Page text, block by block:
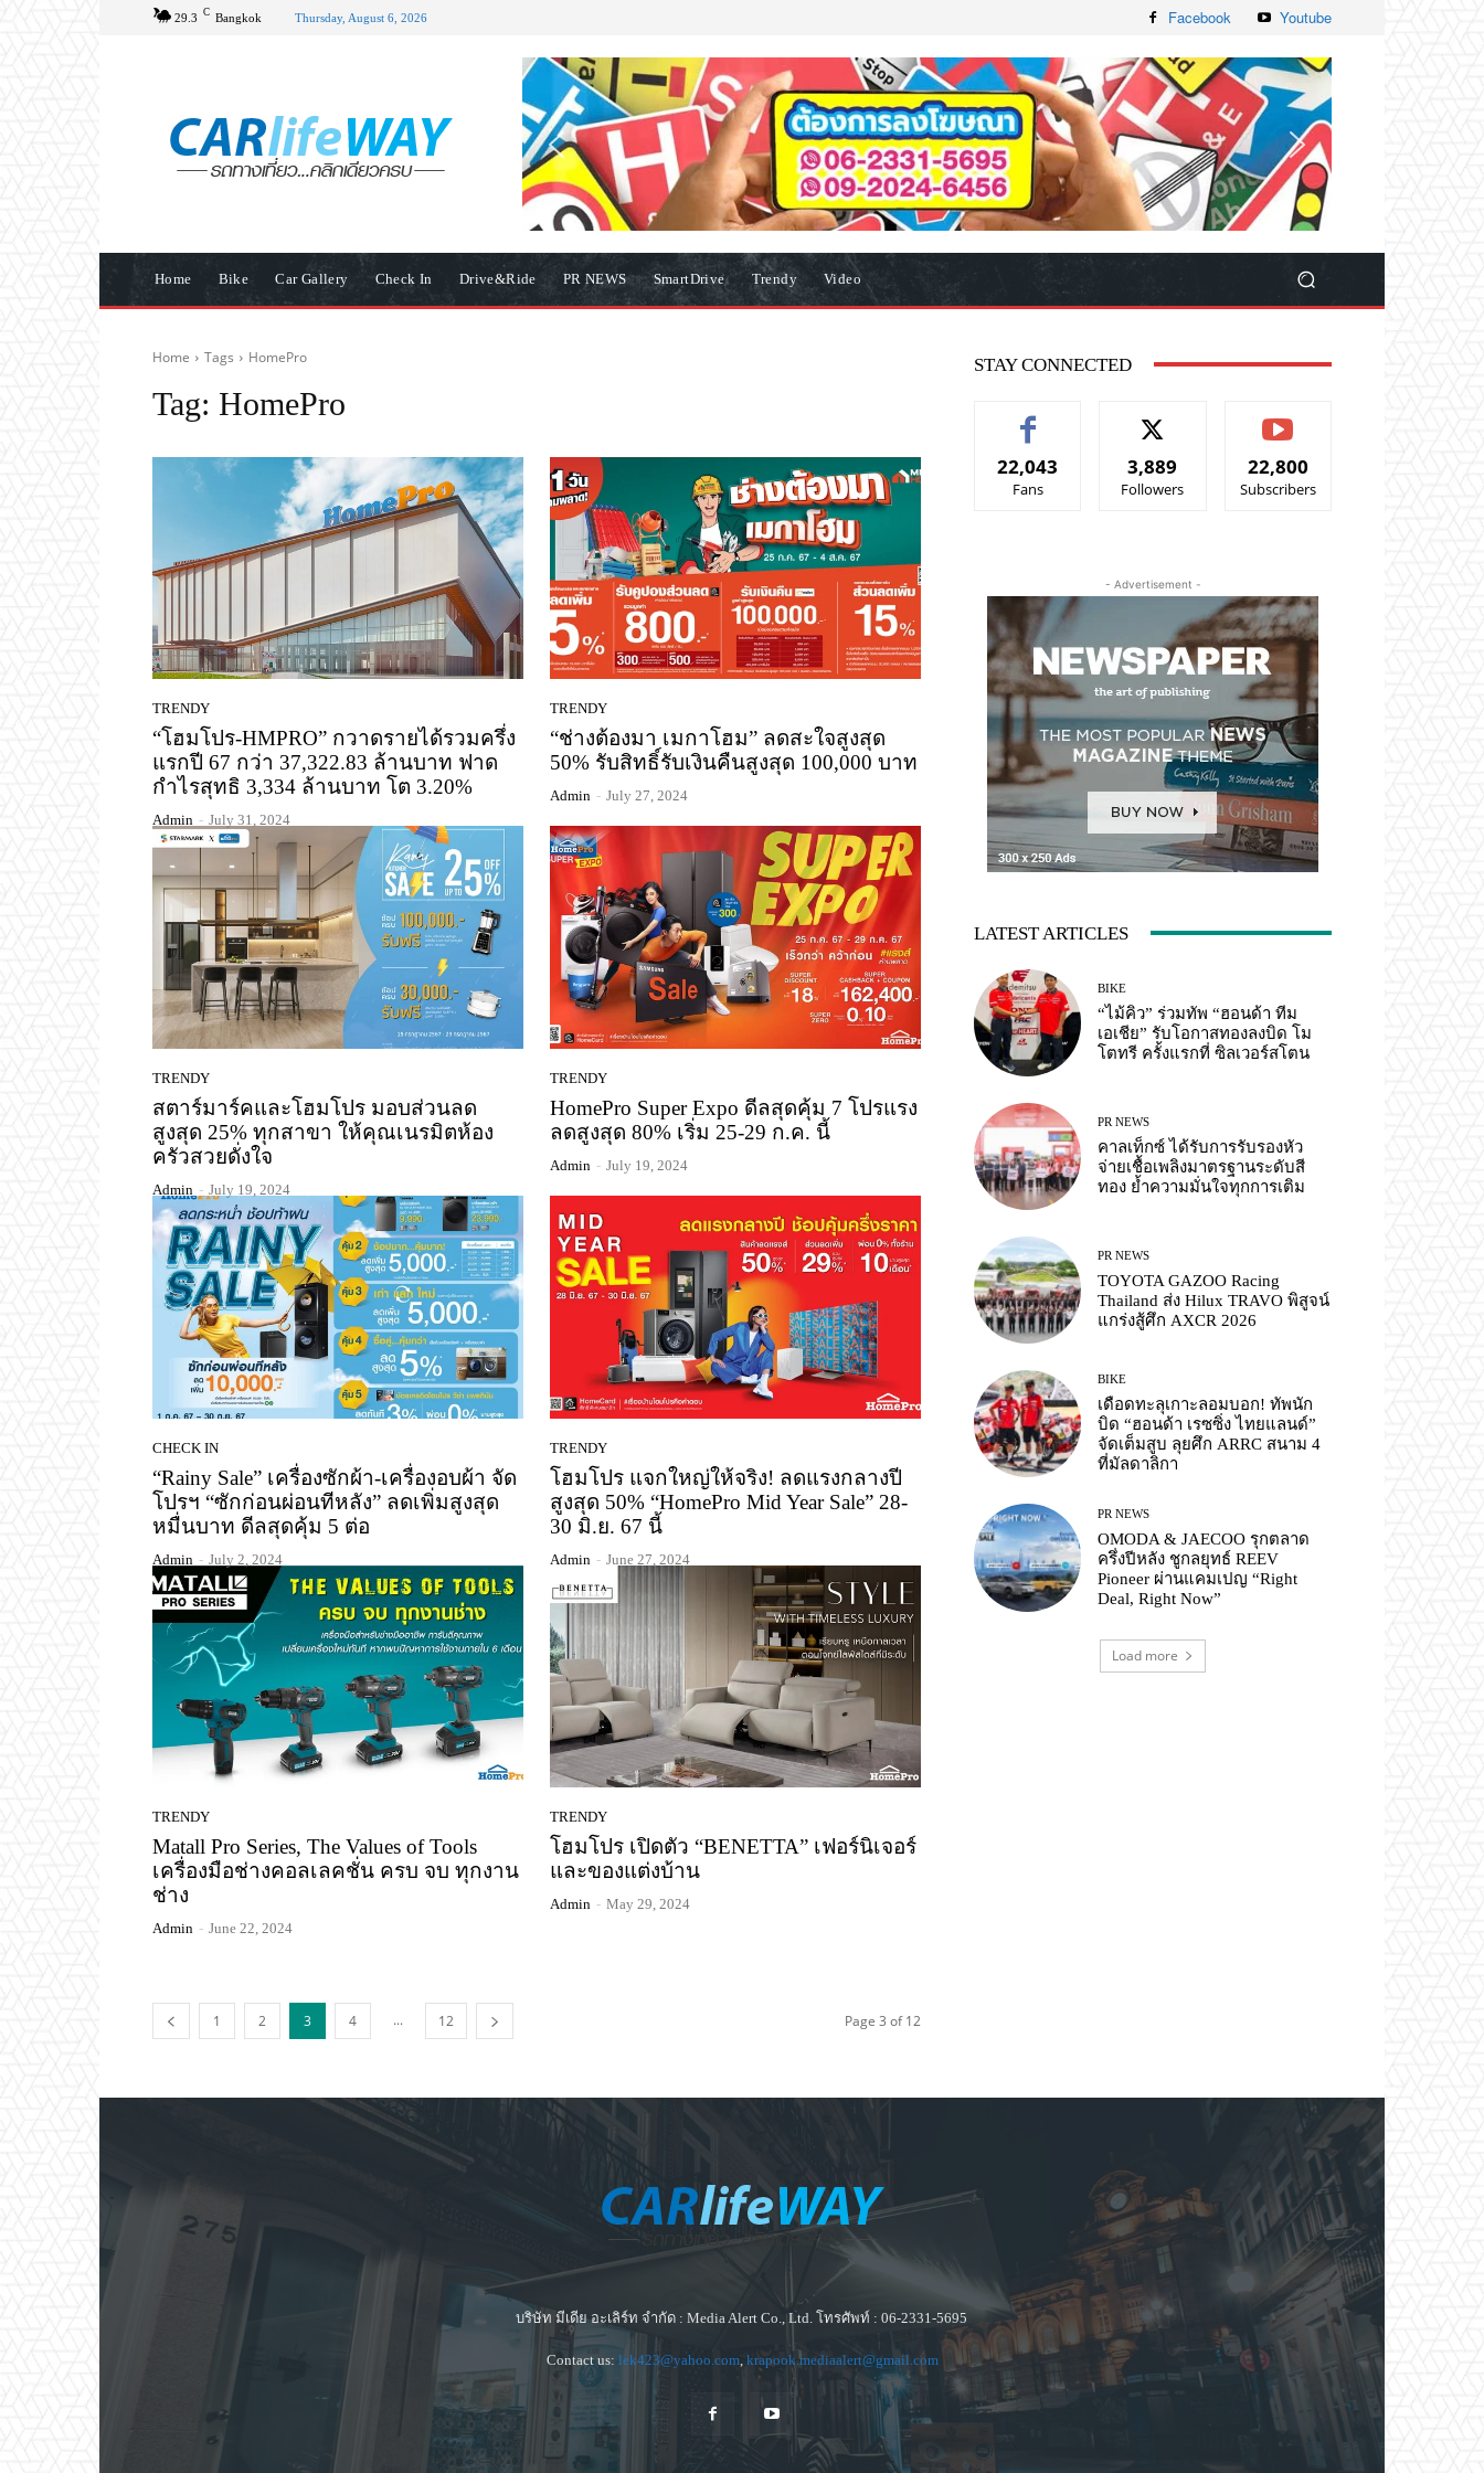
29.3 C Bangkok Thursday, August 6, 2026 Facebook Youtube
Home Bike Car Gallery Check In Drive&Ride PR NEWS SmartDrive Trendy Video
Home Tags HomePro
Tag: HomePro
TRENDY
“โฮมโปร-HMPRO” กวาดรายได้รวมครึ่ง
แรกปี 67 กว่า 37,322.83 ล้านบาท ฟาด
กำไรสุทธิ 3,334 ล้านบาท โต 3.20%
Admin - July 31, 2024
TRENDY
“ช่างต้องมา เมกาโฮม” ลดสะใจสูงสุด
50% รับสิทธิ์รับเงินคืนสูงสุด 100,000 บาท
Admin - July 27, 2024
TRENDY
สตาร์มาร์คและโฮมโปร มอบส่วนลด
สูงสุด 25% ทุกสาขา ให้คุณเนรมิตห้อง
ครัวสวยดั่งใจ
Admin - July 19, 2024
TRENDY
HomePro Super Expo ดีลสุดคุ้ม 7 โปรแรง
ลดสูงสุด 80% เริ่ม 25-29 ก.ค. นี้
Admin - July 19, 2024
CHECK IN
“Rainy Sale” เครื่องซักผ้า-เครื่องอบผ้า จัด
โปรฯ “ซักก่อนผ่อนทีหลัง” ลดเพิ่มสูงสุด
หมื่นบาท ดีลสุดคุ้ม 5 ต่อ
Admin - July 2, 2024
TRENDY
โฮมโปร แจกใหญ่ให้จริง! ลดแรงกลางปี
สูงสุด 50% “HomePro Mid Year Sale” 28-
30 มิ.ย. 67 นี้
Admin - June 27, 2024
TRENDY
Matall Pro Series, The Values of Tools
เครื่องมือช่างคอลเลคชั่น ครบ จบ ทุกงาน
ช่าง
Admin - June 22, 2024
TRENDY
โฮมโปร เปิดตัว “BENETTA” เฟอร์นิเจอร์
และของแต่งบ้าน
Admin - May 29, 2024
1 2 3 4 ... 12 Page 3 of 12
STAY CONNECTED
22,043
Fans
3,889
Followers
22,800
Subscribers
- Advertisement -
LATEST ARTICLES
BIKE
“ไม้คิว” ร่วมทัพ “ฮอนด้า ทีม
เอเชีย” รับโอกาสทองลงบิด โม
โตทรี ครั้งแรกที่ ซิลเวอร์สโตน
PR NEWS
คาลเท็กซ์ ได้รับการรับรองหัว
จ่ายเชื้อเพลิงมาตรฐานระดับสี
ทอง ย้ำความมั่นใจทุกการเติม
PR NEWS
TOYOTA GAZOO Racing
Thailand ส่ง Hilux TRAVO พิสูจน์
แกร่งสู้ศึก AXCR 2026
BIKE
เดือดทะลุเกาะลอมบอก! ทัพนัก
บิด “ฮอนด้า เรซซิ่ง ไทยแลนด์”
จัดเต็มสูบ ลุยศึก ARRC สนาม 4
ที่มัลดาลิกา
PR NEWS
OMODA & JAECOO รุกตลาด
ครึ่งปีหลัง ชูกลยุทธ์ REEV
Pioneer ผ่านแคมเปญ “Right
Deal, Right Now”
Load more
บริษัท มีเดีย อะเลิร์ท จำกัด : Media Alert Co., Ltd. โทรศัพท์ : 06-2331-5695
Contact us: lek423@yahoo.com, krapook.mediaalert@gmail.com